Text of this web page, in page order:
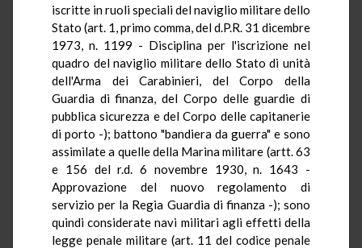
iscritte in ruoli speciali del naviglio militare dello
Stato (art. 1, primo comma, del d.P.R. 31 dicembre
1973, n. 1199 - Disciplina per l'iscrizione nel
quadro del naviglio militare dello Stato di unità
dell'Arma dei Carabinieri, del Corpo della
Guardia di finanza, del Corpo delle guardie di
pubblica sicurezza e del Corpo delle capitanerie
di porto -); battono "bandiera da guerra" e sono
assimilate a quelle della Marina militare (artt. 63
e 156 del r.d. 6 novembre 1930, n. 1643 -
Approvazione del nuovo regolamento di
servizio per la Regia Guardia di finanza -); sono
quindi considerate navi militari agli effetti della
legge penale militare (art. 11 del codice penale